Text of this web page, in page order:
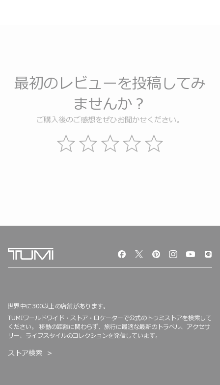
最初のレビューを投稿してみ
ませんか？
ご購入後のご感想をぜひお聞かせください。
世界中に300以上の店舗があります。
TUMIワールドワイド・ストア・ロケーターで公式のトゥミストアを検索して
ください。 移動の距離に関わらず、旅行に最適な最新のトラベル、アクセサ
リー、ライフスタイルのコレクションを発信しています。
ストア検索